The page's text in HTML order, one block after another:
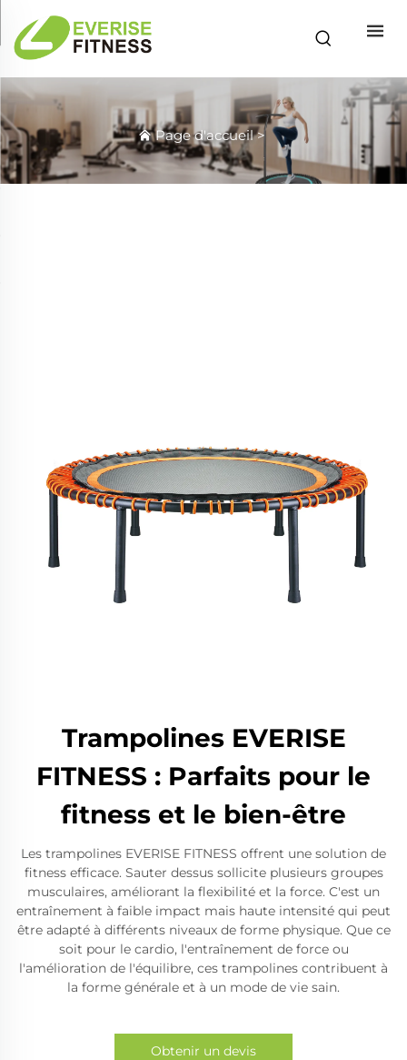
Page d'accueil>
Trampolines EVERISE
FITNESS : Parfaits pour le
fitness et le bien-être
Les trampolines EVERISE FITNESS offrent une solution de
fitness efficace. Sauter dessus sollicite plusieurs groupes
musculaires, améliorant la flexibilité et la force. C'est un
entraînement à faible impact mais haute intensité qui peut
être adapté à différents niveaux de forme physique. Que ce
soit pour le cardio, l'entraînement de force ou
l'amélioration de l'équilibre, ces trampolines contribuent à
la forme générale et à un mode de vie sain.
Obtenir un devis